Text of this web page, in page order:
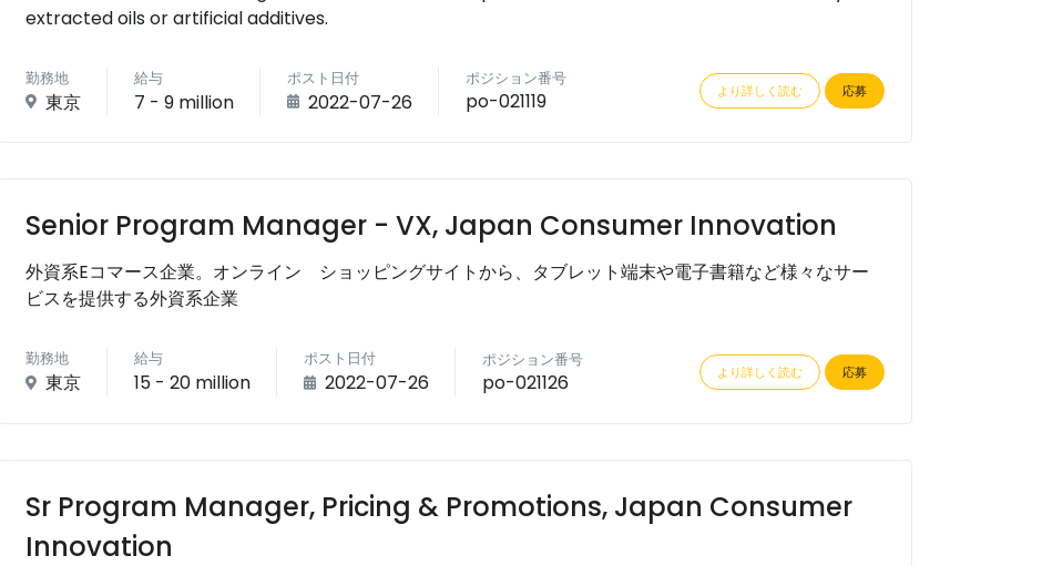
extracted oils or artificial additives.
勤務地
東京
給与
7 - 9 million
ポスト日付
2022-07-26
ポジション番号
po-021119 より詳しく読む 応募
Senior Program Manager - VX, Japan Consumer Innovation
外資系Eコマース企業。オンライン ショッピングサイトから、タブレット端末や電子書籍など様々なサー
ビスを提供する外資系企業
勤務地
東京
給与
15 - 20 million
ポスト日付
2022-07-26
ポジション番号
po-021126 より詳しく読む 応募
Sr Program Manager, Pricing & Promotions, Japan Consumer
Innovation